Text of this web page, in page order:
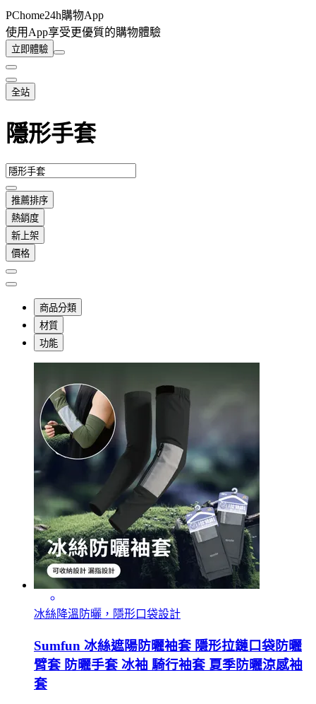
PChome24h購物App
使用App享受更優質的購物體驗
立即體驗
全站
隱形手套
推薦排序
熱銷度
新上架
價格
商品分類
材質
功能
冰絲降溫防曬，隱形口袋設計
Sumfun 冰絲遮陽防曬袖套 隱形拉鏈口袋防曬
臂套 防曬手套 冰袖 騎行袖套 夏季防曬涼感袖
套